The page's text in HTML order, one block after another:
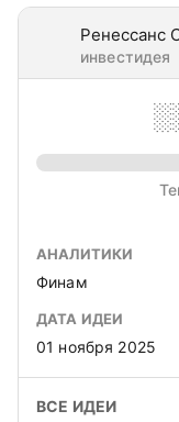
Ренессанс
инвестидея
АНАЛИТИКИ
Финам
ДАТА ИДЕИ
01 ноября 2025
ВСЕ ИДЕИ